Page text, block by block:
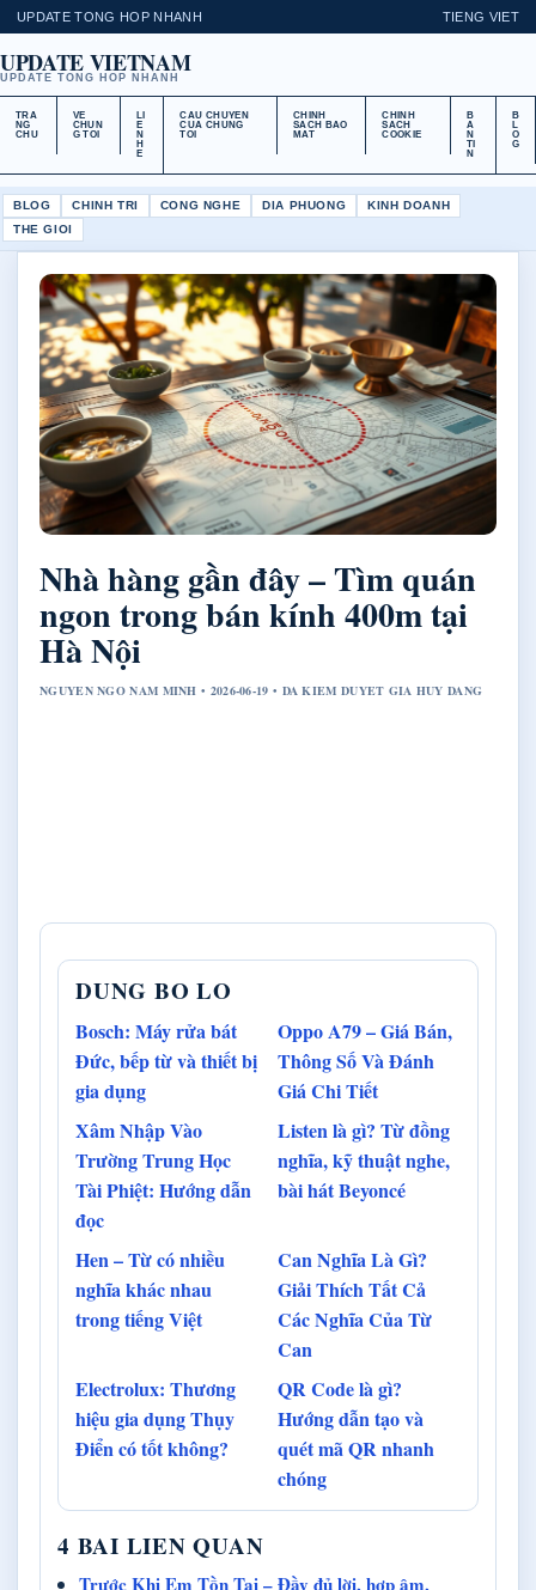
UPDATE TONG HOP NHANH TIENG VIET
UPDATE VIETNAM
UPDATE TONG HOP NHANH
TRA
NG
CHU
VE
CHUN
G TOI
LI
E
N
H
E
CAU CHUYEN
CUA CHUNG
TOI
CHINH
SACH BAO
MAT
CHINH
SACH
COOKIE
B
A
N
TI
N
B
L
O
G
BLOG CHINH TRI CONG NGHE DIA PHUONG
KINH DOANH
THE GIOI
Nhà hàng gần đây – Tìm quán
ngon trong bán kính 400m tại
Hà Nội
NGUYEN NGO NAM MINH • 2026-06-19 • DA KIEM DUYET GIA HUY DANG
DUNG BO LO
Bosch: Máy rửa bát
Đức, bếp từ và thiết bị
gia dụng
Oppo A79 – Giá Bán,
Thông Số Và Đánh
Giá Chi Tiết
Xâm Nhập Vào
Trường Trung Học
Tài Phiệt: Hướng dẫn
đọc
Listen là gì? Từ đồng
nghĩa, kỹ thuật nghe,
bài hát Beyoncé
Hen – Từ có nhiều
nghĩa khác nhau
trong tiếng Việt
Can Nghĩa Là Gì?
Giải Thích Tất Cả
Các Nghĩa Của Từ
Can
Electrolux: Thương
hiệu gia dụng Thụy
Điển có tốt không?
QR Code là gì?
Hướng dẫn tạo và
quét mã QR nhanh
chóng
4 BAI LIEN QUAN
Trước Khi Em Tồn Tại – Đầy đủ lời, hợp âm,